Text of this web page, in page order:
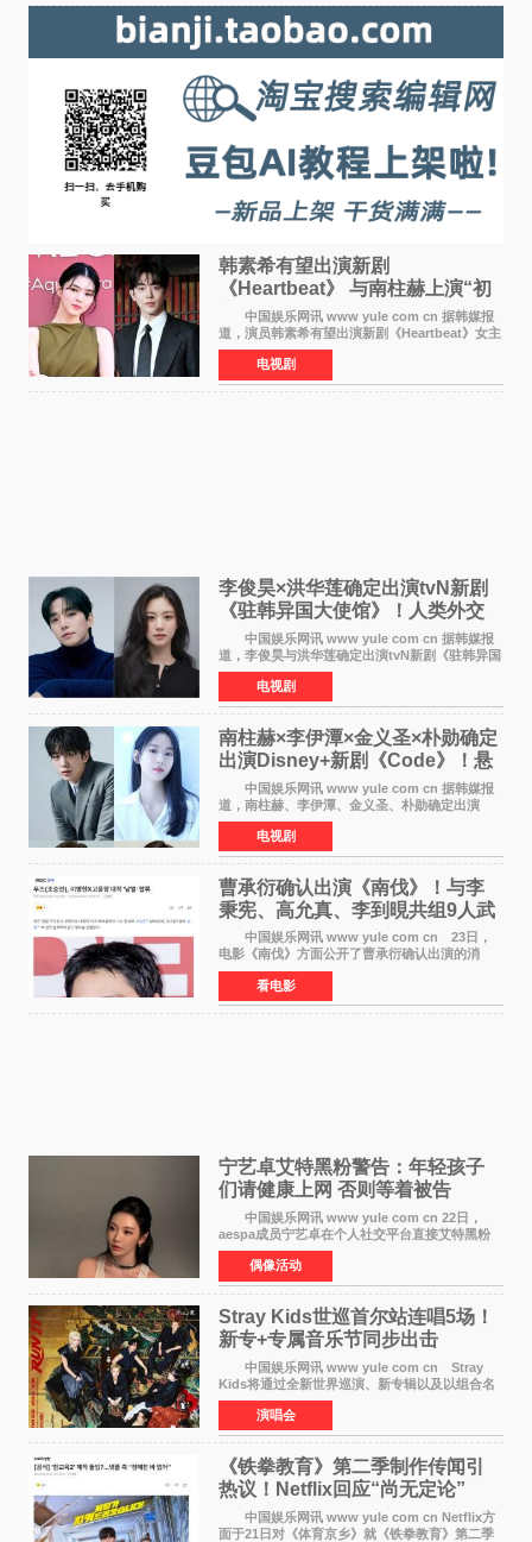
韩素希有望出演新剧
《Heartbeat》 与南柱赫上演“初
恋归来”奇幻罗曼史
中国娱乐网讯 www yule com cn 据韩媒报
道，演员韩素希有望出演新剧《Heartbeat》女主
角，与南柱赫合作，引发高度关注。 韩素希
在剧中饰演能够看到过去的女人洪莎朗一角，因
初恋的意外
电视剧
李俊昊×洪华莲确定出演tvN新剧
《驻韩异国大使馆》！人类外交
官与“龙”大使的奇幻
中国娱乐网讯 www yule com cn 据韩媒报
道，李俊昊与洪华莲确定出演tvN新剧《驻韩异国
大使馆》，分别担任男女主角，引发期待。
该剧讲述了一位因管理驻韩异国大使馆（负责管
理居住在大韩
电视剧
南柱赫×李伊潭×金义圣×朴勋确定
出演Disney+新剧《Code》！悬
疑犯罪惊悚明年上线
中国娱乐网讯 www yule com cn 据韩媒报
道，南柱赫、李伊潭、金义圣、朴勋确定出演
Disney+新剧《Code》，该剧预计将于明年播
出，引发高度关注。 本剧改编自同名人气台
剧，讲述了一位往来
电视剧
曹承衍确认出演《南伐》！与李
秉宪、高允真、李到晛共组9人武
士团
中国娱乐网讯 www yule com cn 23日，
电影《南伐》方面公开了曹承衍确认出演的消
息。通过歌手活动展现出独特色彩的曹承衍将在
片中饰演拥有出色弓箭技术的弓箭手，他将在这
一历史动作大片中展
看电影
宁艺卓艾特黑粉警告：年轻孩子
们​请健康上网 否则等着被告
中国娱乐网讯 www yule com cn 22日，
aespa成员宁艺卓在个人社交平台直接艾特黑粉
账号，正面喊话回应长期以来的恶意攻击，引发
广泛关注。 宁艺卓在文中表示，自己早已注
意到部分网友持续
偶像活动
Stray Kids世巡首尔站连唱5场！
新专+专属音乐节同步出击
中国娱乐网讯 www yule com cn Stray
Kids将通过全新世界巡演、新专辑以及以组合名
义打造的专属音乐节等一系列全球活动，开启事
业发展的全新篇章。 Stray Kids将于7月25日
至26日、29日
演唱会
《铁拳教育》第二季制作传闻引
热议！Netflix回应“尚无定论”
中国娱乐网讯 www yule com cn Netflix方
面于21日对《体育京乡》就《铁拳教育》第二季